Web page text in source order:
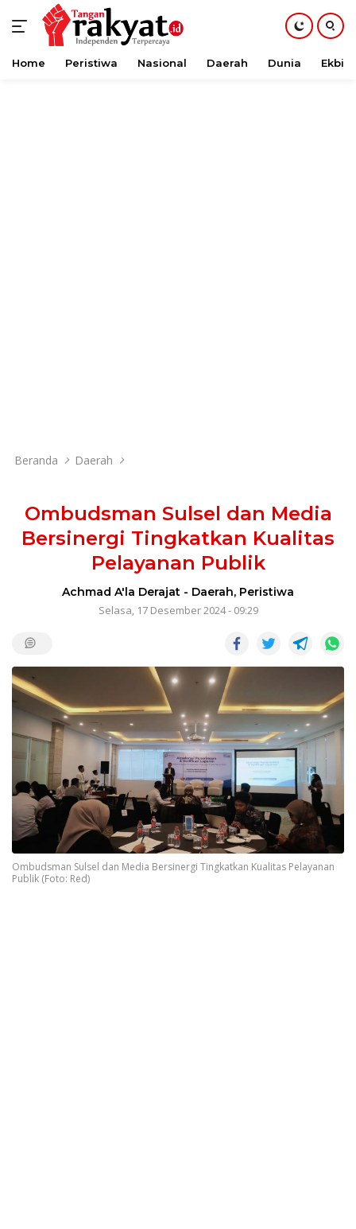
Langsung
Home Peristiwa Nasional Daerah Dunia Ekbis
Beranda Daerah
Ombudsman Sulsel dan Media
Bersinergi Tingkatkan Kualitas
Pelayanan Publik
Achmad A'la Derajat - Daerah, Peristiwa
Selasa, 17 Desember 2024 - 09:29
Ombudsman Sulsel dan Media Bersinergi Tingkatkan Kualitas Pelayanan
Publik (Foto: Red)